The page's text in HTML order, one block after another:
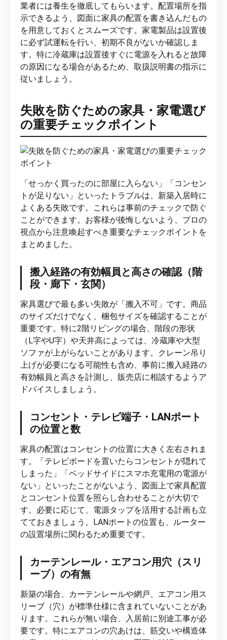
業者には養生を徹底してもらいます。配置場所を指
示できるよう、図面に家具の配置を書き込んだもの
を用意しておくとスムーズです。家電製品は設置後
に必ず試運転を行い、初期不良がないか確認しま
す。特に冷蔵庫は設置後すぐに電源を入れると故障
の原因になる場合があるため、取扱説明書の指示に
従いましょう。
失敗を防ぐための家具・家電選び
の重要チェックポイント
「せっかく買ったのに部屋に入らない」「コンセン
トが足りない」といったトラブルは、新築入居時に
よくある失敗です。これらは事前のチェックで防ぐ
ことができます。お客様が後悔しないよう、プロの
視点から注意喚起すべき重要なチェックポイントを
まとめました。
搬入経路の有効幅員と高さの確認（階
段・廊下・玄関）
家具選びで最も多い失敗が「搬入不可」です。商品
のサイズだけでなく、梱包サイズを確認することが
重要です。特に2階リビングの場合、階段の形状
（L字やU字）や天井高によっては、冷蔵庫や大型
ソファが上がらないことがあります。クレーン吊り
上げが必要になる可能性も含め、事前に搬入経路の
有効幅員と高さを計測し、販売店に相談するようア
ドバイスしましょう。
コンセント・テレビ端子・LANポート
の位置と数
家具の配置はコンセントの位置に大きく左右されま
す。「テレビボードを置いたらコンセントが隠れて
しまった」「ベッドサイドにスマホ充電用の電源が
ない」といったことがないよう、図面上で家具配置
とコンセント位置を照らし合わせることが大切で
す。必要に応じて、電源タップを活用する計画も立
てておきましょう。LANポートの位置も、ルーター
の設置場所に関わるため重要です。
カーテンレール・エアコン用穴（スリ
ーブ）の有無
新築の場合、カーテンレールや網戸、エアコン用ス
リーブ（穴）が標準仕様に含まれていないことがあ
ります。これらが無い場合、入居前に別途工事が必
要です。特にエアコンの穴あけは、筋交いや構造体